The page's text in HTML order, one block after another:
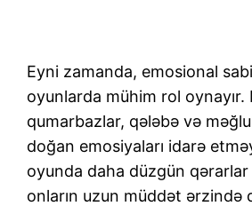
Eyni zamanda, emosional
oyunlarda mühim rol oynayır.
qumarbazlar, qələbə və
doğan emosiyaları idarə
oyunda daha düzgün qərarlar
onların uzun müddət ərzində